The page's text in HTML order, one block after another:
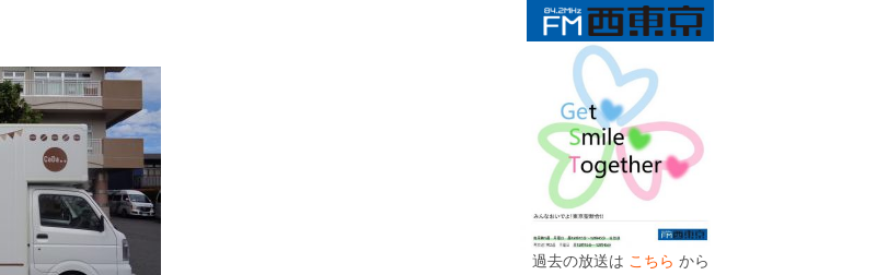
過去の放送は こちら から